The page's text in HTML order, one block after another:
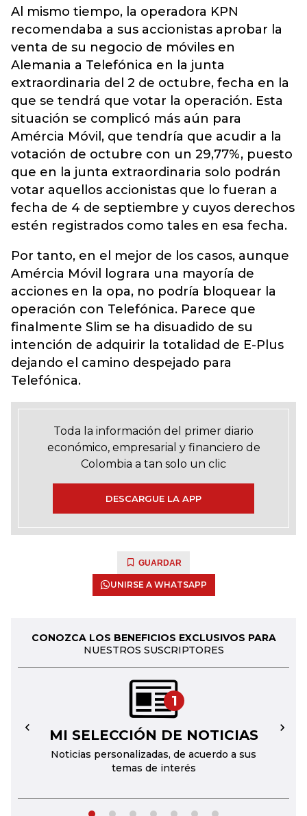
Al mismo tiempo, la operadora KPN
recomendaba a sus accionistas aprobar la
venta de su negocio de móviles en
Alemania a Telefónica en la junta
extraordinaria del 2 de octubre, fecha en la
que se tendrá que votar la operación. Esta
situación se complicó más aún para
Amércia Móvil, que tendría que acudir a la
votación de octubre con un 29,77%, puesto
que en la junta extraordinaria solo podrán
votar aquellos accionistas que lo fueran a
fecha de 4 de septiembre y cuyos derechos
estén registrados como tales en esa fecha.
Por tanto, en el mejor de los casos, aunque
Amércia Móvil lograra una mayoría de
acciones en la opa, no podría bloquear la
operación con Telefónica. Parece que
finalmente Slim se ha disuadido de su
intención de adquirir la totalidad de E-Plus
dejando el camino despejado para
Telefónica.
Toda la información del primer diario
económico, empresarial y financiero de
Colombia a tan solo un clic
DESCARGUE LA APP
GUARDAR
UNIRSE A WHATSAPP
CONOZCA LOS BENEFICIOS EXCLUSIVOS PARA
NUESTROS SUSCRIPTORES
1
MI SELECCIÓN DE NOTICIAS
Noticias personalizadas, de acuerdo a sus
temas de interés
← →